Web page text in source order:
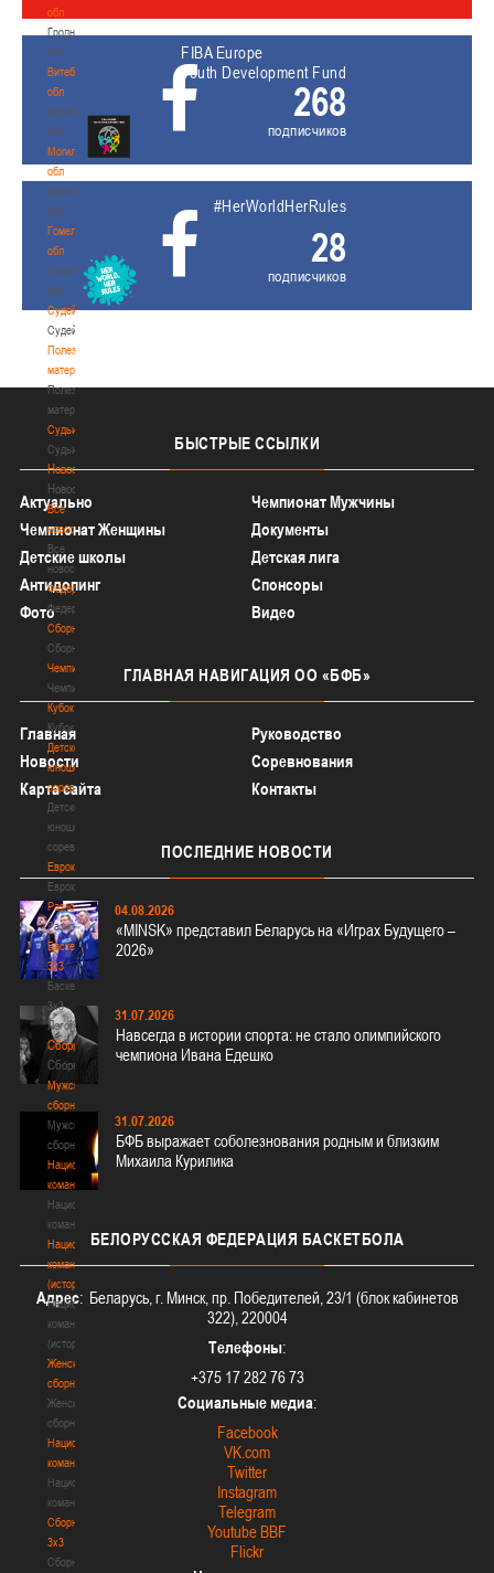
обл
Гродненская
обл
Витебская
обл
Витебская
обл
Могилевская
обл
Могилевская
обл
Гомельская
обл
Гомельская
обл
Судейство
Судейство
Полезные
материалы
Полезные
материалы
Судьи
Судьи
Новости
Новости
Все
новости
Все
новости
Федерация
Федерация
Сборные
Сборные
Чемпионат
Чемпионат
Кубок
Кубок
Детско-
юношеские
соревнования
Детско-
юношеские
соревнования
Еврокубки
Еврокубки
Разное
Разное
Баскетбол
3х3
Баскетбол
3х3
Лого[modid=121]
Сборные
Сборные
Мужские
сборные
Мужские
сборные
Национальная
команда
Национальная
команда
Национальная
команда
(история)
Национальная
команда
(история)
Женские
сборные
Женские
сборные
Национальная
команда
Национальная
команда
Сборные
3х3
Сборные
FIBA Europe
Youth Development Fund
268
подписчиков
#HerWorldHerRules
28
подписчиков
БЫСТРЫЕ ССЫЛКИ
Актуально
Чемпионат Мужчины
Чемпионат Женщины
Документы
Детские школы
Детская лига
Антидопинг
Спонсоры
Фото
Видео
ГЛАВНАЯ НАВИГАЦИЯ ОО «БФБ»
Главная
Руководство
Новости
Соревнования
Карта сайта
Контакты
ПОСЛЕДНИЕ НОВОСТИ
04.08.2026
«MINSK» представил Беларусь на «Играх Будущего –
2026»
31.07.2026
Навсегда в истории спорта: не стало олимпийского
чемпиона Ивана Едешко
31.07.2026
БФБ выражает соболезнования родным и близким
Михаила Курилика
БЕЛОРУССКАЯ ФЕДЕРАЦИЯ БАСКЕТБОЛА
Адрес: Беларусь, г. Минск, пр. Победителей, 23/1 (блок кабинетов
322), 220004
Телефоны:
+375 17 282 76 73
Социальные медиа:
Facebook
VK.com
Twitter
Instagram
Telegram
Youtube BBF
Flickr